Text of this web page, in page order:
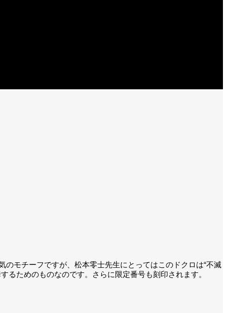
モチーフですが、松本零士先生にとってはこのドクロは“不滅
ためのものなのです。さらに限定番号も刻印されます。